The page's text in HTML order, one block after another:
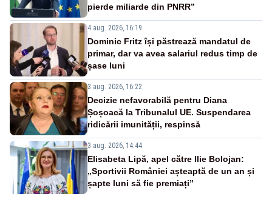
pierde miliarde din PNRR”
4 aug. 2026, 16:19
Dominic Fritz își păstrează mandatul de
primar, dar va avea salariul redus timp de
șase luni
3 aug. 2026, 16:22
Decizie nefavorabilă pentru Diana
Șoșoacă la Tribunalul UE. Suspendarea
ridicării imunității, respinsă
3 aug. 2026, 14:44
Elisabeta Lipă, apel către Ilie Bolojan:
„Sportivii României așteaptă de un an și
șapte luni să fie premiați”